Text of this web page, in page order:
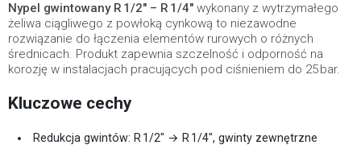
Nypel gwintowany R 1/2″ – R 1/4″ wykonany z wytrzymałego
żeliwa ciągliwego z powłoką cynkową to niezawodne
rozwiązanie do łączenia elementów rurowych o różnych
średnicach. Produkt zapewnia szczelność i odporność na
korozję w instalacjach pracujących pod ciśnieniem do 25 bar.
Kluczowe cechy
Redukcja gwintów: R 1/2″ → R 1/4″, gwinty zewnętrzne